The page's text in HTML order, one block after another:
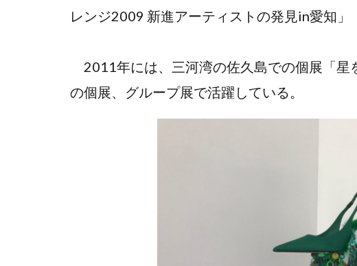
レンジ2009 新進アーティストの発見in愛知」
2011年には、三河湾の佐久島での個展「星
の個展、グループ展で活躍している。